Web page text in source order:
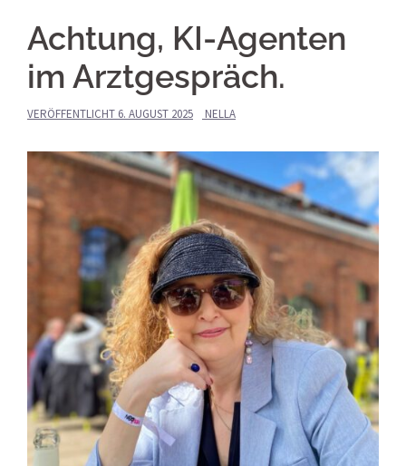
Achtung, KI-Agenten
im Arztgespräch.
VERÖFFENTLICHT 6. AUGUST 2025 NELLA